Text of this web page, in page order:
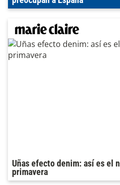
Uñas efecto denim: así es el
primavera